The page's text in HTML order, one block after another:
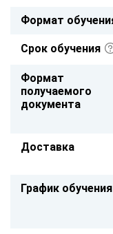
Формат
Срок обучения
Формат
получаемого
документа
Доставка
График обучения